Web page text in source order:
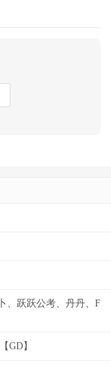
、跃跃公考、丹丹、F
GD】